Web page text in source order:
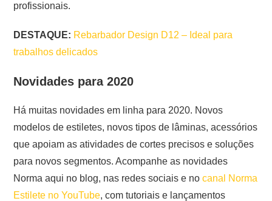
profissionais.
DESTAQUE: Rebarbador Design D12 – Ideal para
trabalhos delicados
Novidades para 2020
Há muitas novidades em linha para 2020. Novos
modelos de estiletes, novos tipos de lâminas, acessórios
que apoiam as atividades de cortes precisos e soluções
para novos segmentos. Acompanhe as novidades
Norma aqui no blog, nas redes sociais e nocanal Norma
Estilete no YouTube, com tutoriais e lançamentos